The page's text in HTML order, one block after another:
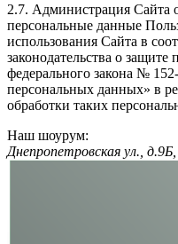
2.7. Администрация Сайта
персональные данные
использования Сайта в
законодательства о
федерального закона №
персональных данных» в
обработки таких
Наш шоурум:
Днепропетровская ул.,